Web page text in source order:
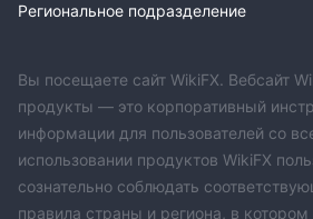
Региональное подразделение
Вы посещаете сайт WikiFX. Вебсайт
продукты — это корпоративный
информации для пользователей со
использовании продуктов WikiFX
сознательно соблюдать
правила страны и региона, в котором